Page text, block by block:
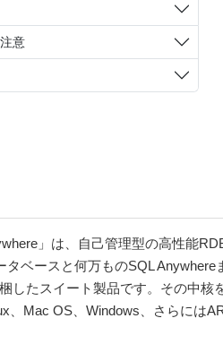
意
」は、自己管理型の高性能
ベースと何万ものSQL
したスイート製品です。その中
Mac OS、Windows、さらには